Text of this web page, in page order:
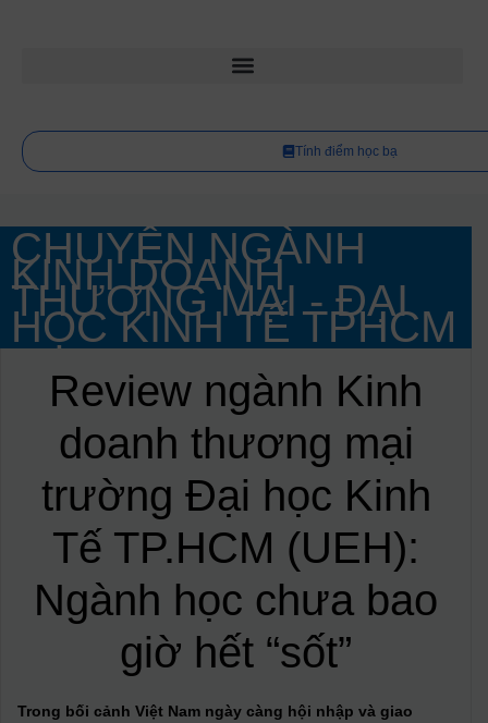
Tính điểm học bạ
CHUYÊN NGÀNH
KINH DOANH
THƯƠNG MẠI - ĐẠI
HỌC KINH TẾ TPHCM
Review ngành Kinh
doanh thương mại
trường Đại học Kinh
Tế TP.HCM (UEH):
Ngành học chưa bao
giờ hết “sốt”
Trong bối cảnh Việt Nam ngày càng hội nhập và giao